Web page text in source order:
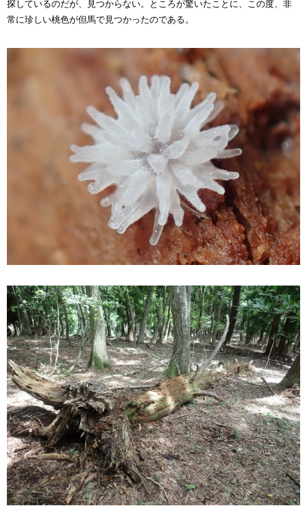
探しているのだが、見つからない。ところが驚いたことに、この度、 非
常に珍しい桃色が但馬で見つかったのである。